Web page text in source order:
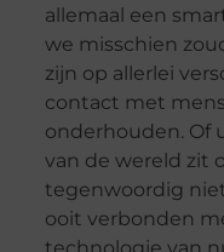
allemaal een
we misschien
zijn op allerlei
contact met
onderhouden. Of
van de wereld zit
tegenwoordig
ooit verbonden